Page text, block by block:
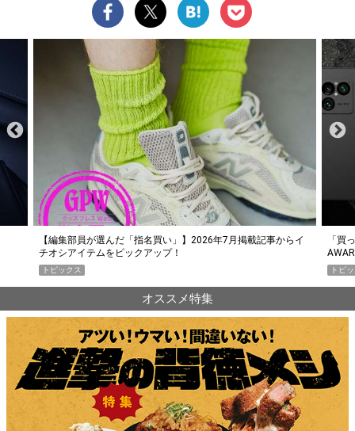
「買って損なし」の極上スマホ5選【GoodsPress 2026上半期
AWARD】
トピックス
薄着
PR
オススメ特集